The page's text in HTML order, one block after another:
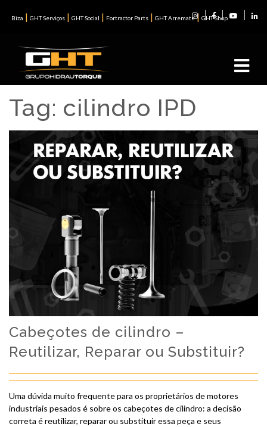
Biza | GHT Serviços | GHT Social | Fortractor Parts | GHT Arremate| GHT Shop
Tag: cilindro IPD
Cabeçotes de cilindro –
Reutilizar, Reparar ou Substituir?
Uma dúvida muito frequente para os proprietários de motores
industriais pesados é sobre os cabeçotes de cilindro: a decisão
correta é reutilizar, reparar ou substituir essa peça e seus